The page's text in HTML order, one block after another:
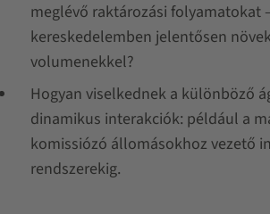
meglévő raktározási folyamatokat
kereskedelemben jelentősen
volumenekkel?
Hogyan viselkednek a különböző
dinamikus interakciók: például a
komissiózó állomásokhoz vezető
rendszerekig.